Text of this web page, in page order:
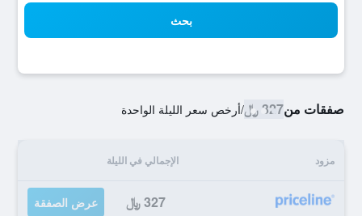
بحث
صفقات من327 ﷼ /أرخص سعر الليلة الواحدة
مزود الإجمالي في الليلة
327 ﷼ عرض الصفقة